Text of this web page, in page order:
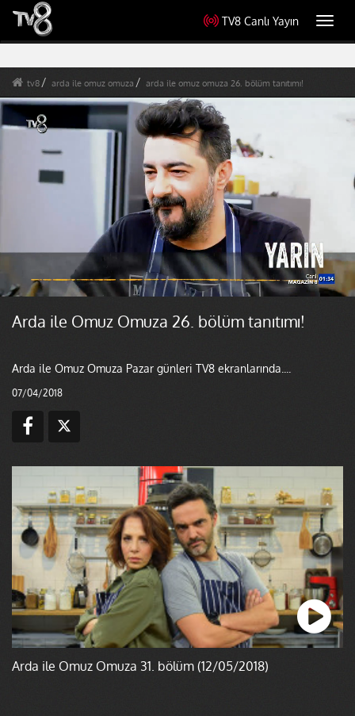
TV8 Canlı Yayın
tv8 arda ile omuz omuza arda ile omuz omuza 26. bölüm tanıtımı!
Arda ile Omuz Omuza 26. bölüm tanıtımı!
Arda ile Omuz Omuza Pazar günleri TV8 ekranlarında....
07/04/2018
Arda ile Omuz Omuza 31. bölüm (12/05/2018)